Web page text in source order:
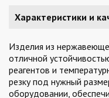
Характеристики и
Изделия из
отличной
реагентов и
резку под нужный
оборудовании,